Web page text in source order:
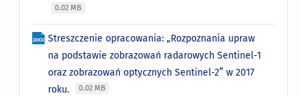
0.02 MB
Streszczenie opracowania: „Rozpoznania upraw
na podstawie zobrazowań radarowych Sentinel-1
oraz zobrazowań optycznych Sentinel-2” w 2017
roku.
0.02 MB